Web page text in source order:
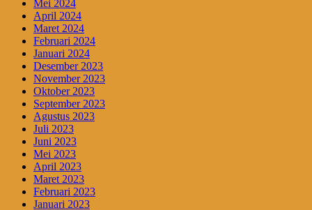
Mei 2024
April 2024
Maret 2024
Februari 2024
Januari 2024
Desember 2023
November 2023
Oktober 2023
September 2023
Agustus 2023
Juli 2023
Juni 2023
Mei 2023
April 2023
Maret 2023
Februari 2023
Januari 2023